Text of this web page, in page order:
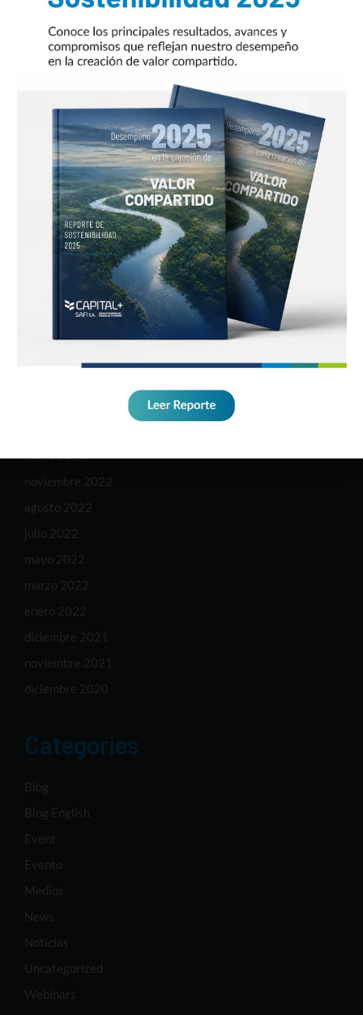
los SDG Impact Standards for Private Equity Funds y form
ar parte del Implementation Working Group para la
validación de la primera versión
de estos estándares desarrollados
diciembre 20, 2020 No hay comentarios
Archives
octubre 2025
noviembre 2022
agosto 2022
julio 2022
mayo 2022
marzo 2022
enero 2022
diciembre 2021
noviembre 2021
diciembre 2020
Categories
Blog
Blog English
Event
Evento
Medios
News
Noticias
Uncategorized
Webinars